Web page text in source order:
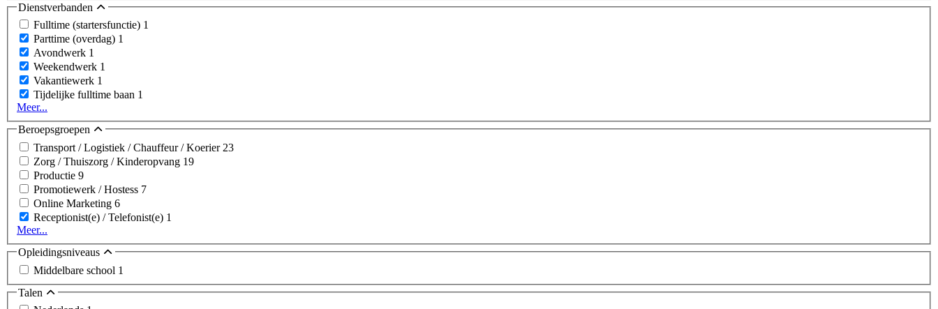
Dienstverbanden
Fulltime (startersfunctie) 1
Parttime (overdag) 1
Avondwerk 1
Weekendwerk 1
Vakantiewerk 1
Tijdelijke fulltime baan 1
Meer...
Beroepsgroepen
Transport / Logistiek / Chauffeur / Koerier 23
Zorg / Thuiszorg / Kinderopvang 19
Productie 9
Promotiewerk / Hostess 7
Online Marketing 6
Receptionist(e) / Telefonist(e) 1
Meer...
Opleidingsniveaus
Middelbare school 1
Talen